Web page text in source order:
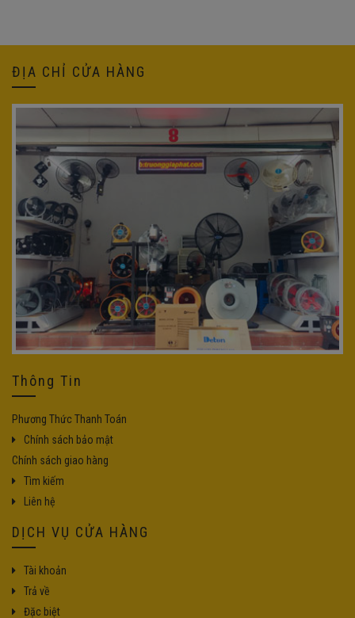
330.000₫.
ĐỊA CHỈ CỬA HÀNG
Thông Tin
Phương Thức Thanh Toán
Chính sách bảo mật
Chính sách giao hàng
Tìm kiếm
Liên hệ
DỊCH VỤ CỬA HÀNG
Tài khoản
Trả về
Đặc biệt